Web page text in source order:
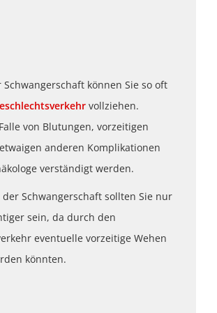
können Sie so oft
vollziehen.
von Blutungen, vorzeitigen
anderen Komplikationen
verständigt werden.
der Schwangerschaft sollten Sie nur
sein, da durch den
eventuelle vorzeitige Wehen
könnten.